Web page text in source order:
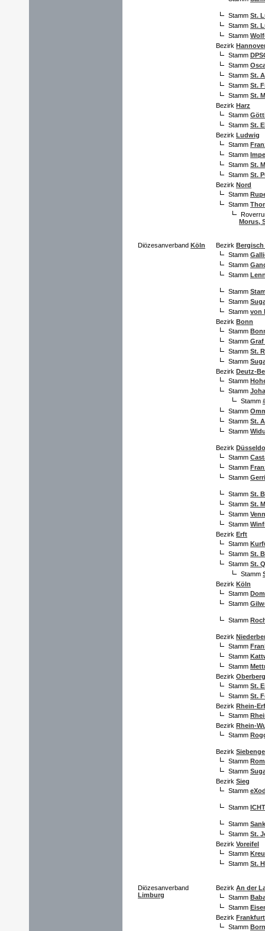
Stamm St.
Stamm St.
Stamm
Bezirk
Stamm
Stamm
Stamm St.
Stamm St.
Stamm St.
Bezirk Harz
Stamm
Stamm St.
Bezirk Ludwig
Stamm
Stamm
Stamm St.
Stamm St.
Bezirk Nord
Stamm
Stamm
Morus,
Diözesanverband Köln Bezirk
Stamm
Stamm
Stamm
Stamm
Stamm
Stamm von
Bezirk Bonn
Stamm
Stamm Graf
Stamm St.
Stamm
Bezirk Deutz-
Stamm
Stamm
Stamm
Stamm
Stamm St.
Stamm
Bezirk
Stamm
Stamm
Stamm
Stamm St.
Stamm St.
Stamm
Stamm
Bezirk Erft
Stamm
Stamm St.
Stamm St.
Stamm
Bezirk Köln
Stamm
Stamm
Stamm
Bezirk
Stamm
Stamm
Stamm
Bezirk Oberberg
Stamm St.
Stamm St.
Bezirk Rhein-
Stamm
Bezirk Rhein-
Stamm
Bezirk
Stamm
Stamm
Bezirk Sieg
Stamm
Stamm
Stamm
Stamm St.
Bezirk Voreifel
Stamm
Stamm St.
Diözesanverband
Limburg
Bezirk An der
Stamm
Stamm
Bezirk Frankfurt
Stamm